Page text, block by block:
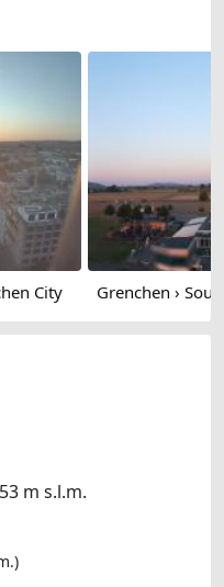
City
m s.l.m.